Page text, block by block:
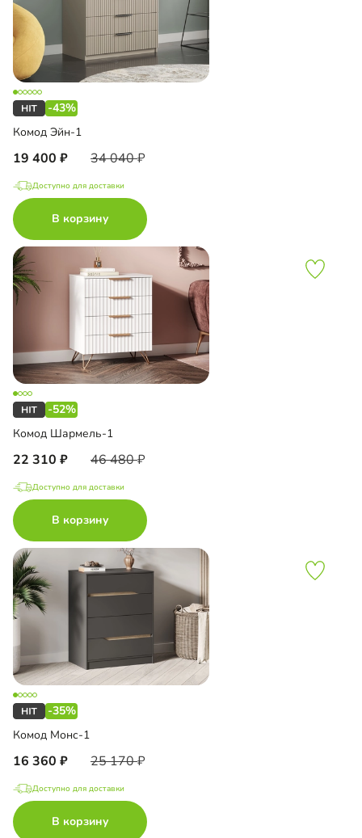
-43%
Комод Эйн-1
19 400 34 040
Доступно для доставки
В корзину
-52%
Комод Шармель-1
22 310 46 480
Доступно для доставки
В корзину
-35%
Комод Монс-1
16 360 25 170
Доступно для доставки
В корзину